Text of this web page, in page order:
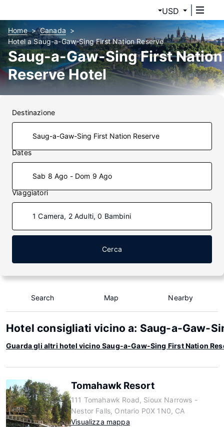
USD
Home
Canada
Hotel a Saug-a-Gaw-Sing First Nation Reserve
Saug-a-Gaw-Sing First Nation
Reserve Hotel
Destinazione
Dates
Sab 8 Ago - Dom 9 Ago
Viaggiatori
1 Camera, 2 Adulti, 0 Bambini
Cerca
Search Map Nearby
Hotel consigliati vicino a: Saug-a-Gaw-
Guarda gli altri hotel vicino Saug-a-Gaw-Sing First Nation
Tomahawk Resort
111 Tomahawk Road, Sioux Narrows -
Nestor Falls, Ontario P0X 1N0, CA
Visualizza mappa